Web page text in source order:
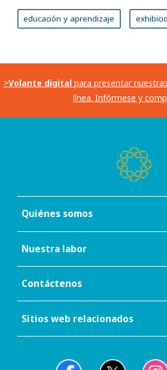
educación y aprendizaje
>Volante digital para presentar
línea. Infórmese y
Quiénes somos
Nuestra labor
Contáctenos
Sitios web relacionados